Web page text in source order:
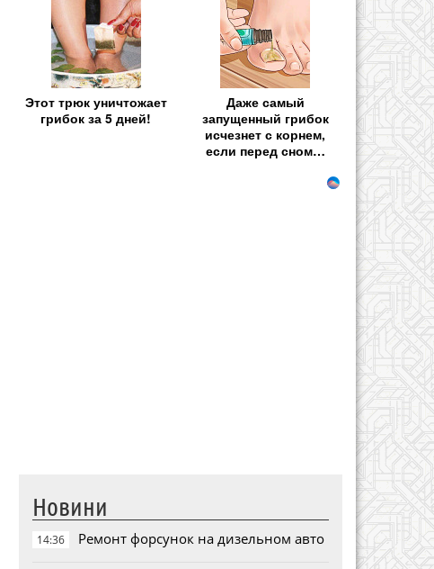
Этот трюк уничтожает
грибок за 5 дней!
Даже самый
запущенный грибок
исчезнет с корнем,
если перед сном…
Новини
14:36 Ремонт форсунок на дизельном авто